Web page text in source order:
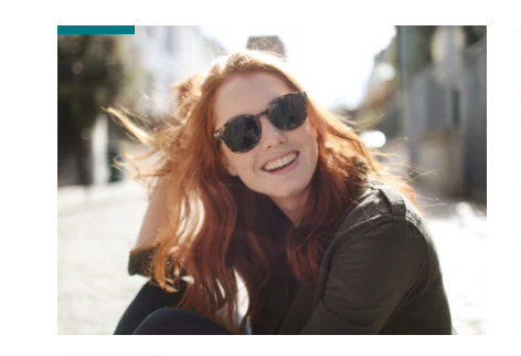
-
Notice
d'utilisation
votre
paire
de
lunettes
de